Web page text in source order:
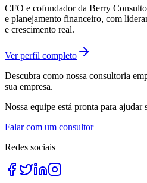
CFO e cofundador da Berry
e planejamento financeiro, com
e crescimento real.
Ver perfil completo
Descubra como nossa consultoria
sua empresa.
Nossa equipe está pronta para ajudar
Falar com um consultor
Redes sociais